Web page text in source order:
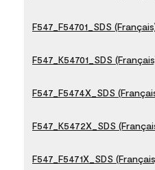
F547_F54701_SDS
F547_K54701_SDS
F547_F5474X_SDS
F547_K5472X_SDS
F547_F5471X_SDS